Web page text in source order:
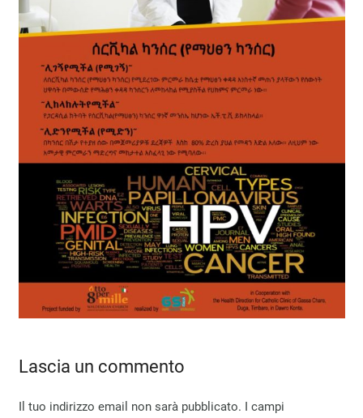
Lascia un commento
Il tuo indirizzo email non sarà pubblicato. I campi